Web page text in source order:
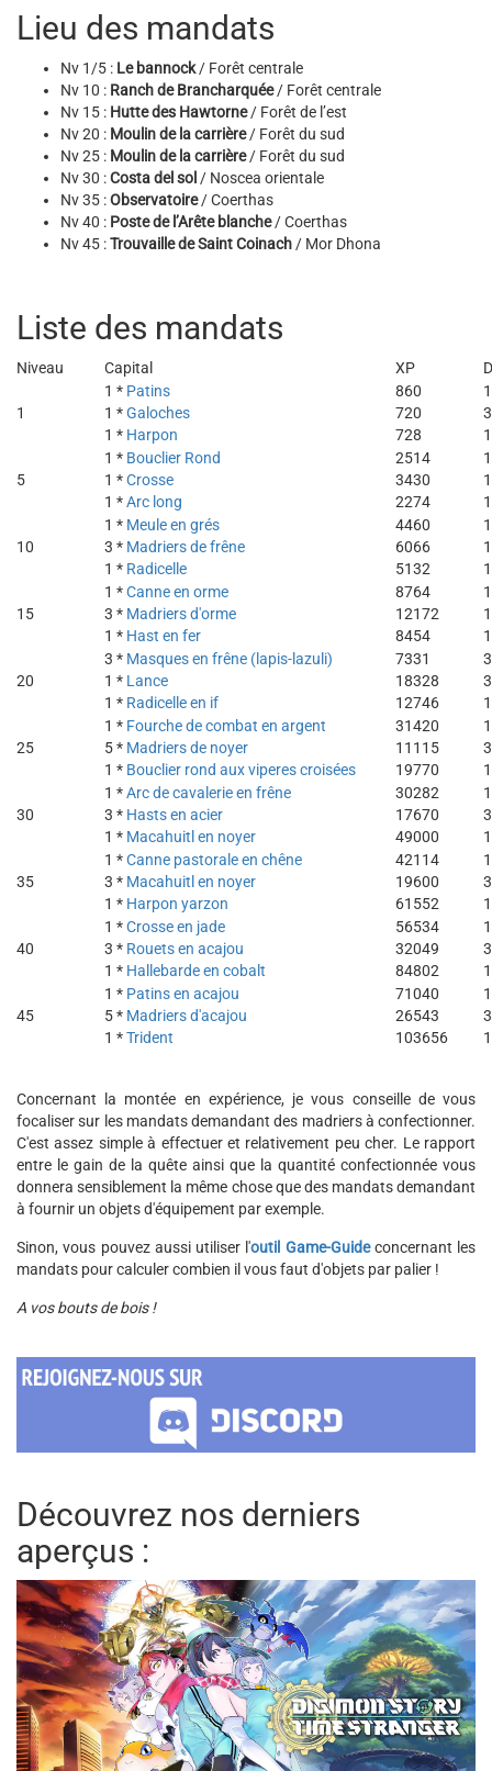
Lieu des mandats
Nv 1/5 : Le bannock/ Forêt centrale
Nv 10 : Ranch de Brancharquée/ Forêt centrale
Nv 15 : Hutte des Hawtorne/ Forêt de l’est
Nv 20 : Moulin de la carrière/ Forêt du sud
Nv 25 : Moulin de la carrière/ Forêt du sud
Nv 30 :Costa del sol / Noscea orientale
Nv 35 :Observatoire/ Coerthas
Nv 40 : Poste de l’Arête blanche/ Coerthas
Nv 45 :Trouvaille de Saint Coinach / Mor Dhona
Liste des mandats
Niveau Capital XP
1
1 * Patins 860
1 *Galoches 720
1 * Harpon 728
5
1 * Bouclier Rond 2514
1 *Crosse 3430
1 *Arc long 2274
10
1 * Meule en grés 4460
3 * Madriers de frêne 6066
1 * Radicelle 5132
15
1 *Canne en orme 8764
3 * Madriers d'orme 12172
1 * Hast en fer 8454
20
3 * Masques en frêne (lapis-lazuli) 7331
1 * Lance 18328
1 * Radicelle en if 12746
25
1 * Fourche de combat en argent 31420
5 * Madriers de noyer 11115
1 * Bouclier rond aux viperes croisées 19770
30
1 *Arc de cavalerie en frêne 30282
3 * Hasts en acier 17670
1 * Macahuitl en noyer 49000
35
1 *Canne pastorale en chêne 42114
3 * Macahuitl en noyer 19600
1 * Harpon yarzon 61552
40
1 *Crosse en jade 56534
3 * Rouets en acajou 32049
1 * Hallebarde en cobalt 84802
45
1 * Patins en acajou 71040
5 * Madriers d'acajou 26543
1 *Trident 103656
Concernant la montée en expérience, je vous conseille de vous
focaliser sur les mandats demandant des madriers à confectionner.
C'est assez simple à effectuer et relativement peu cher. Le rapport
entre le gain de la quête ainsi que la quantité confectionnée vous
donnera sensiblement la même chose que des mandats demandant
à fournir un objets d'équipement par exemple.
Sinon, vous pouvez aussi utiliser l'outil Game-Guideconcernant les
mandats pour calculer combien il vous faut d'objets par palier !
A vos bouts de bois !
Découvrez nos derniers
aperçus :